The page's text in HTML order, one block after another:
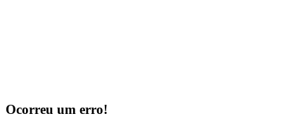
Ocorreu um erro!